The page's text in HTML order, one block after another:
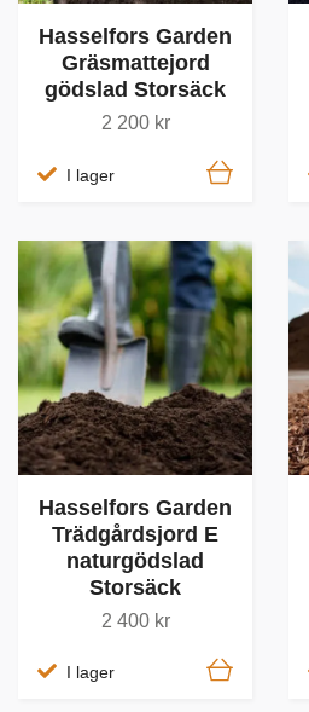
Hasselfors Garden
Gräsmattejord
gödslad Storsäck
2 200 kr
I lager
Hasselfors Garden
Trädgårdsjord E
naturgödslad
Storsäck
2 400 kr
I lager